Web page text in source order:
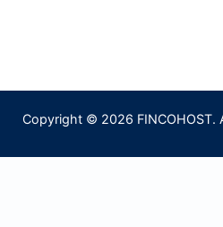
Copyright © 2026 FINCOHOST.